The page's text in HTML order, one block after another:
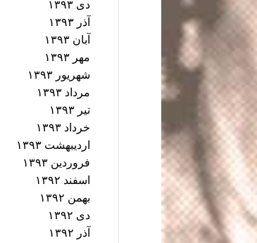
دی ۱۳۹۳
آذر ۱۳۹۳
آبان ۱۳۹۳
مهر ۱۳۹۳
شهریور ۱۳۹۳
مرداد ۱۳۹۳
تیر ۱۳۹۳
خرداد ۱۳۹۳
اردیبهشت ۱۳۹۳
فروردین ۱۳۹۳
اسفند ۱۳۹۲
بهمن ۱۳۹۲
دی ۱۳۹۲
آذر ۱۳۹۲